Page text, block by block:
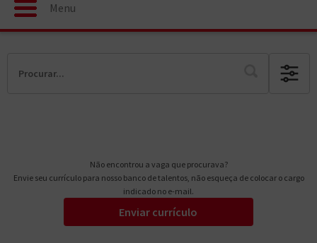
Menu
Não encontrou a vaga que procurava?
Envie seu currículo para nosso banco de talentos, não esqueça de colocar o cargo
indicado no e-mail.
Enviar currículo